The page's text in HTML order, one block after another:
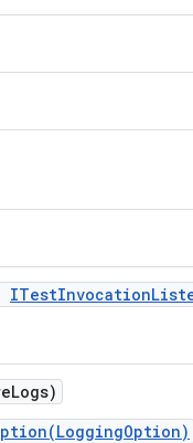
ITestInvocation
Logs)